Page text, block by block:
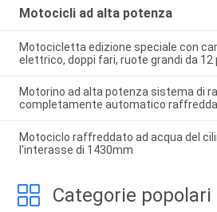
Motocicli ad alta potenza
Motocicletta edizione speciale con
elettrico, doppi fari, ruote grandi da 12
Motorino ad alta potenza sistema di
completamente automatico
Motociclo raffreddato ad acqua del
l'interasse di 1430mm
Categorie popolari